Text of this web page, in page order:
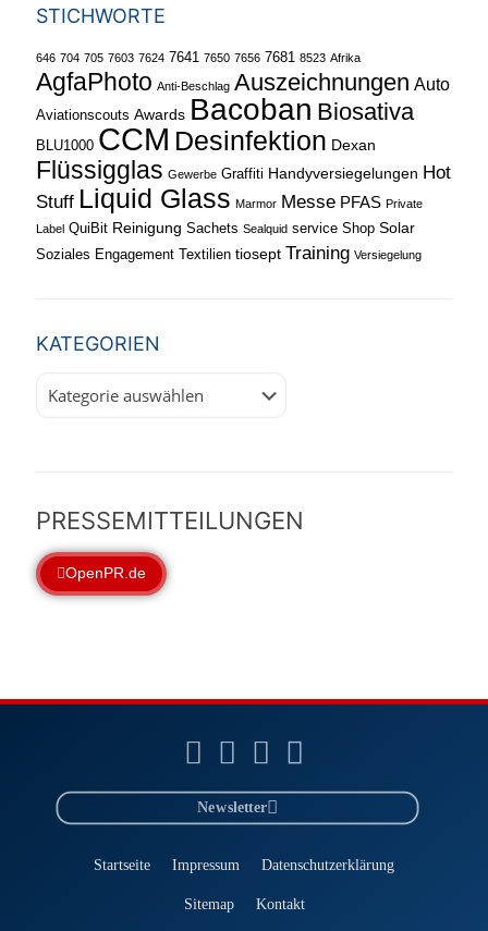
STICHWORTE
646 704 705 7603 7624 7641 7650 7656 7681 8523 Afrika
AgfaPhoto Anti-Beschlag Auszeichnungen Auto
Aviationscouts Awards Bacoban Biosativa
BLU1000 CCM Desinfektion Dexan
Flüssigglas Gewerbe Graffiti Handyversiegelungen Hot
Stuff Liquid Glass Marmor Messe PFAS Private
Label QuiBit Reinigung Sachets Sealquid service Shop Solar
Soziales Engagement Textilien tiosept Training Versiegelung
KATEGORIEN
PRESSEMITTEILUNGEN
OpenPR.de
Startseite Impressum Datenschutzerklärung
Sitemap Kontakt
Newsletter